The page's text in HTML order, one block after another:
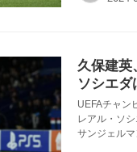
久保建英
ソシエ
UEFAチャン
レアル・ソ
サンジェル